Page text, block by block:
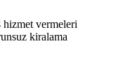
hizmet vermeleri
kiralama